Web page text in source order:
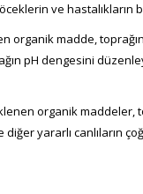
ve hastalıkların
organik madde,
pH dengesini
organik maddeler,
yararlı canlıların